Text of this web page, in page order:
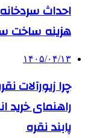
احداث
هزینه ساخت سردخانه
۱۴۰۵/۰۴/۱۳
چرا زیورآلات
راهنمای خرید
پابند نقره